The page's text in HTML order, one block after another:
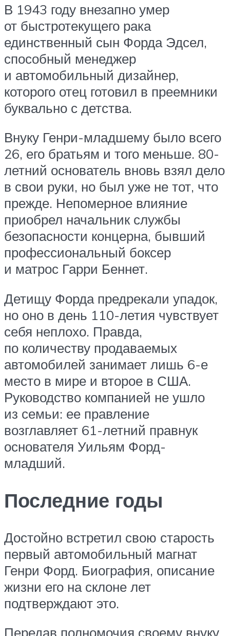
В 1943 году внезапно умер
от быстротекущего рака
единственный сын Форда Эдсел,
способный менеджер
и автомобильный дизайнер,
которого отец готовил в преемники
буквально с детства.
Внуку Генри-младшему было всего
26, его братьям и того меньше. 80-
летний основатель вновь взял дело
в свои руки, но был уже не тот, что
прежде. Непомерное влияние
приобрел начальник службы
безопасности концерна, бывший
профессиональный боксер
и матрос Гарри Беннет.
Детищу Форда предрекали упадок,
но оно в день 110-летия чувствует
себя неплохо. Правда,
по количеству продаваемых
автомобилей занимает лишь 6-е
место в мире и второе в США.
Руководство компанией не ушло
из семьи: ее правление
возглавляет 61-летний правнук
основателя Уильям Форд-
младший.
Последние годы
Достойно встретил свою старость
первый автомобильный магнат
Генри Форд. Биография, описание
жизни его на склоне лет
подтверждают это.
Передав полномочия своему внуку,